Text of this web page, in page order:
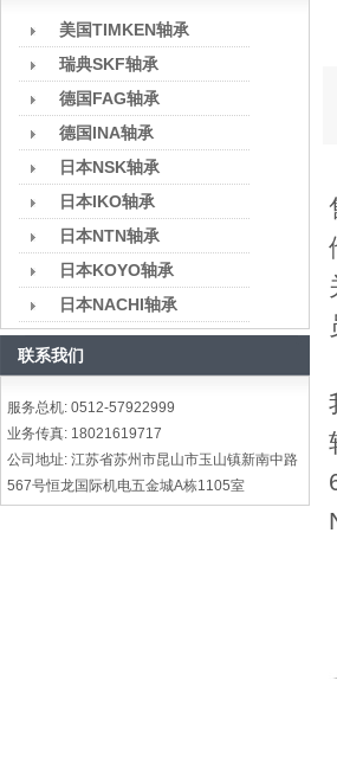
美国TIMKEN轴承
瑞典SKF轴承
德国FAG轴承
德国INA轴承
日本NSK轴承
日本IKO轴承
日本NTN轴承
日本KOYO轴承
日本NACHI轴承
联系我们
服务总机: 0512-57922999
业务传真: 18021619717
公司地址: 江苏省苏州市昆山市玉山镇新南中路
567号恒龙国际机电五金城A栋1105室